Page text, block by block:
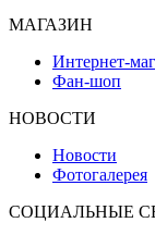
МАГАЗИН
Интернет-
Фан-шоп
НОВОСТИ
Новости
Фотогалерея
СОЦИАЛЬНЫЕ